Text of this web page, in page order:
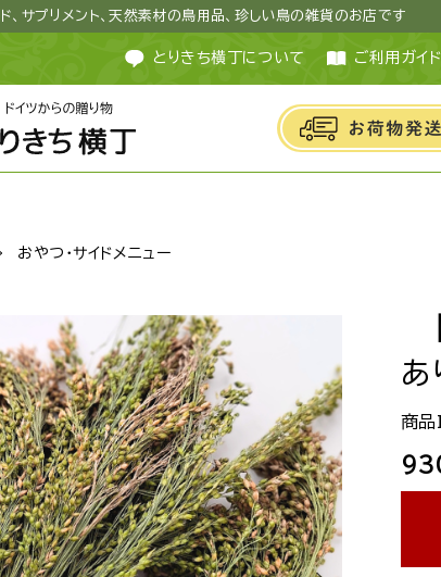
、サプリメント、天然素材の鳥用品、珍しい鳥の雑貨のお店です
とりきち横丁について ご利用ガイド
おやつ・サイドメニュー
あ